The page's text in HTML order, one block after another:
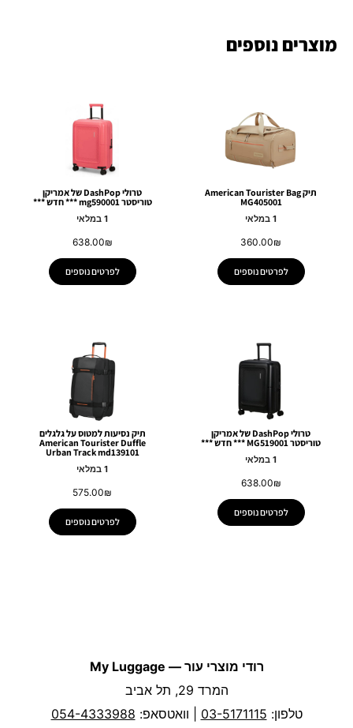
מוצרים נוספים
תיק American Tourister Bag
MG405001
1 במלאי
360.00₪
לפרטים נוספים
טרולי DashPop של אמריקן
טוריסטר mg590001 *** חדש ***
1 במלאי
638.00₪
לפרטים נוספים
טרולי DashPop של אמריקן
טוריסטר MG519001 *** חדש ***
1 במלאי
638.00₪
לפרטים נוספים
תיק נסיעות למטוס על גלגלים
American Tourister Duffle
Urban Track md139101
1 במלאי
575.00₪
לפרטים נוספים
רודי מוצרי עור — My Luggage
המרד 29, תל אביב
טלפון: 03-5171115 | וואטסאפ: 054-4333988